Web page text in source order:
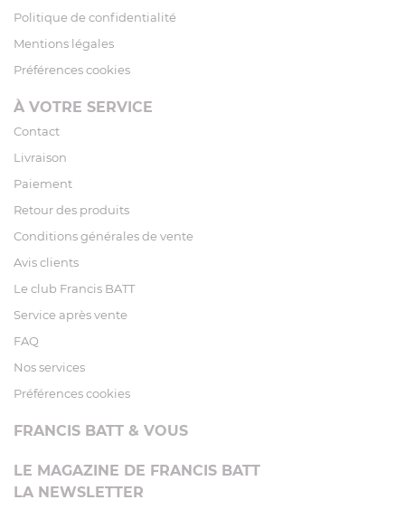
Politique de confidentialité
Mentions légales
Préférences cookies
À VOTRE SERVICE
Contact
Livraison
Paiement
Retour des produits
Conditions générales de vente
Avis clients
Le club Francis BATT
Service après vente
FAQ
Nos services
Préférences cookies
FRANCIS BATT & VOUS
LE MAGAZINE DE FRANCIS BATT
LA NEWSLETTER